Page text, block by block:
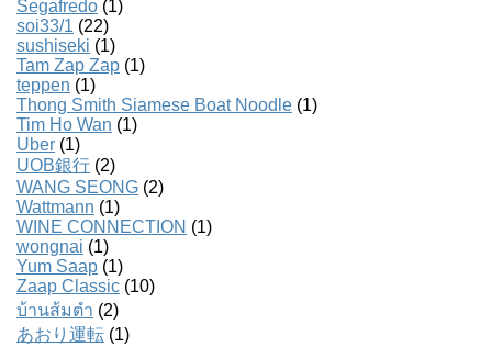
Segafredo (1)
soi33/1 (22)
sushiseki (1)
Tam Zap Zap (1)
teppen (1)
Thong Smith Siamese Boat Noodle (1)
Tim Ho Wan (1)
Uber (1)
UOB銀行 (2)
WANG SEONG (2)
Wattmann (1)
WINE CONNECTION (1)
wongnai (1)
Yum Saap (1)
Zaap Classic (10)
บ้านส้มตํา (2)
あおり運転 (1)